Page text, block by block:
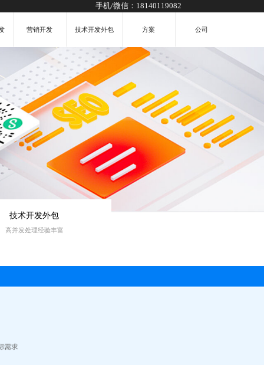
手机/微信： 18140119082
营销开发 技术开发外包 方案 公司
技术开发外包
高并发处理经验丰富